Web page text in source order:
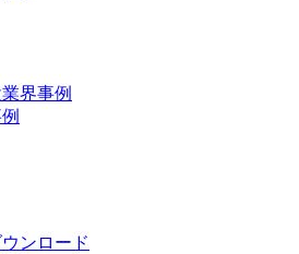
界事例
ンロード